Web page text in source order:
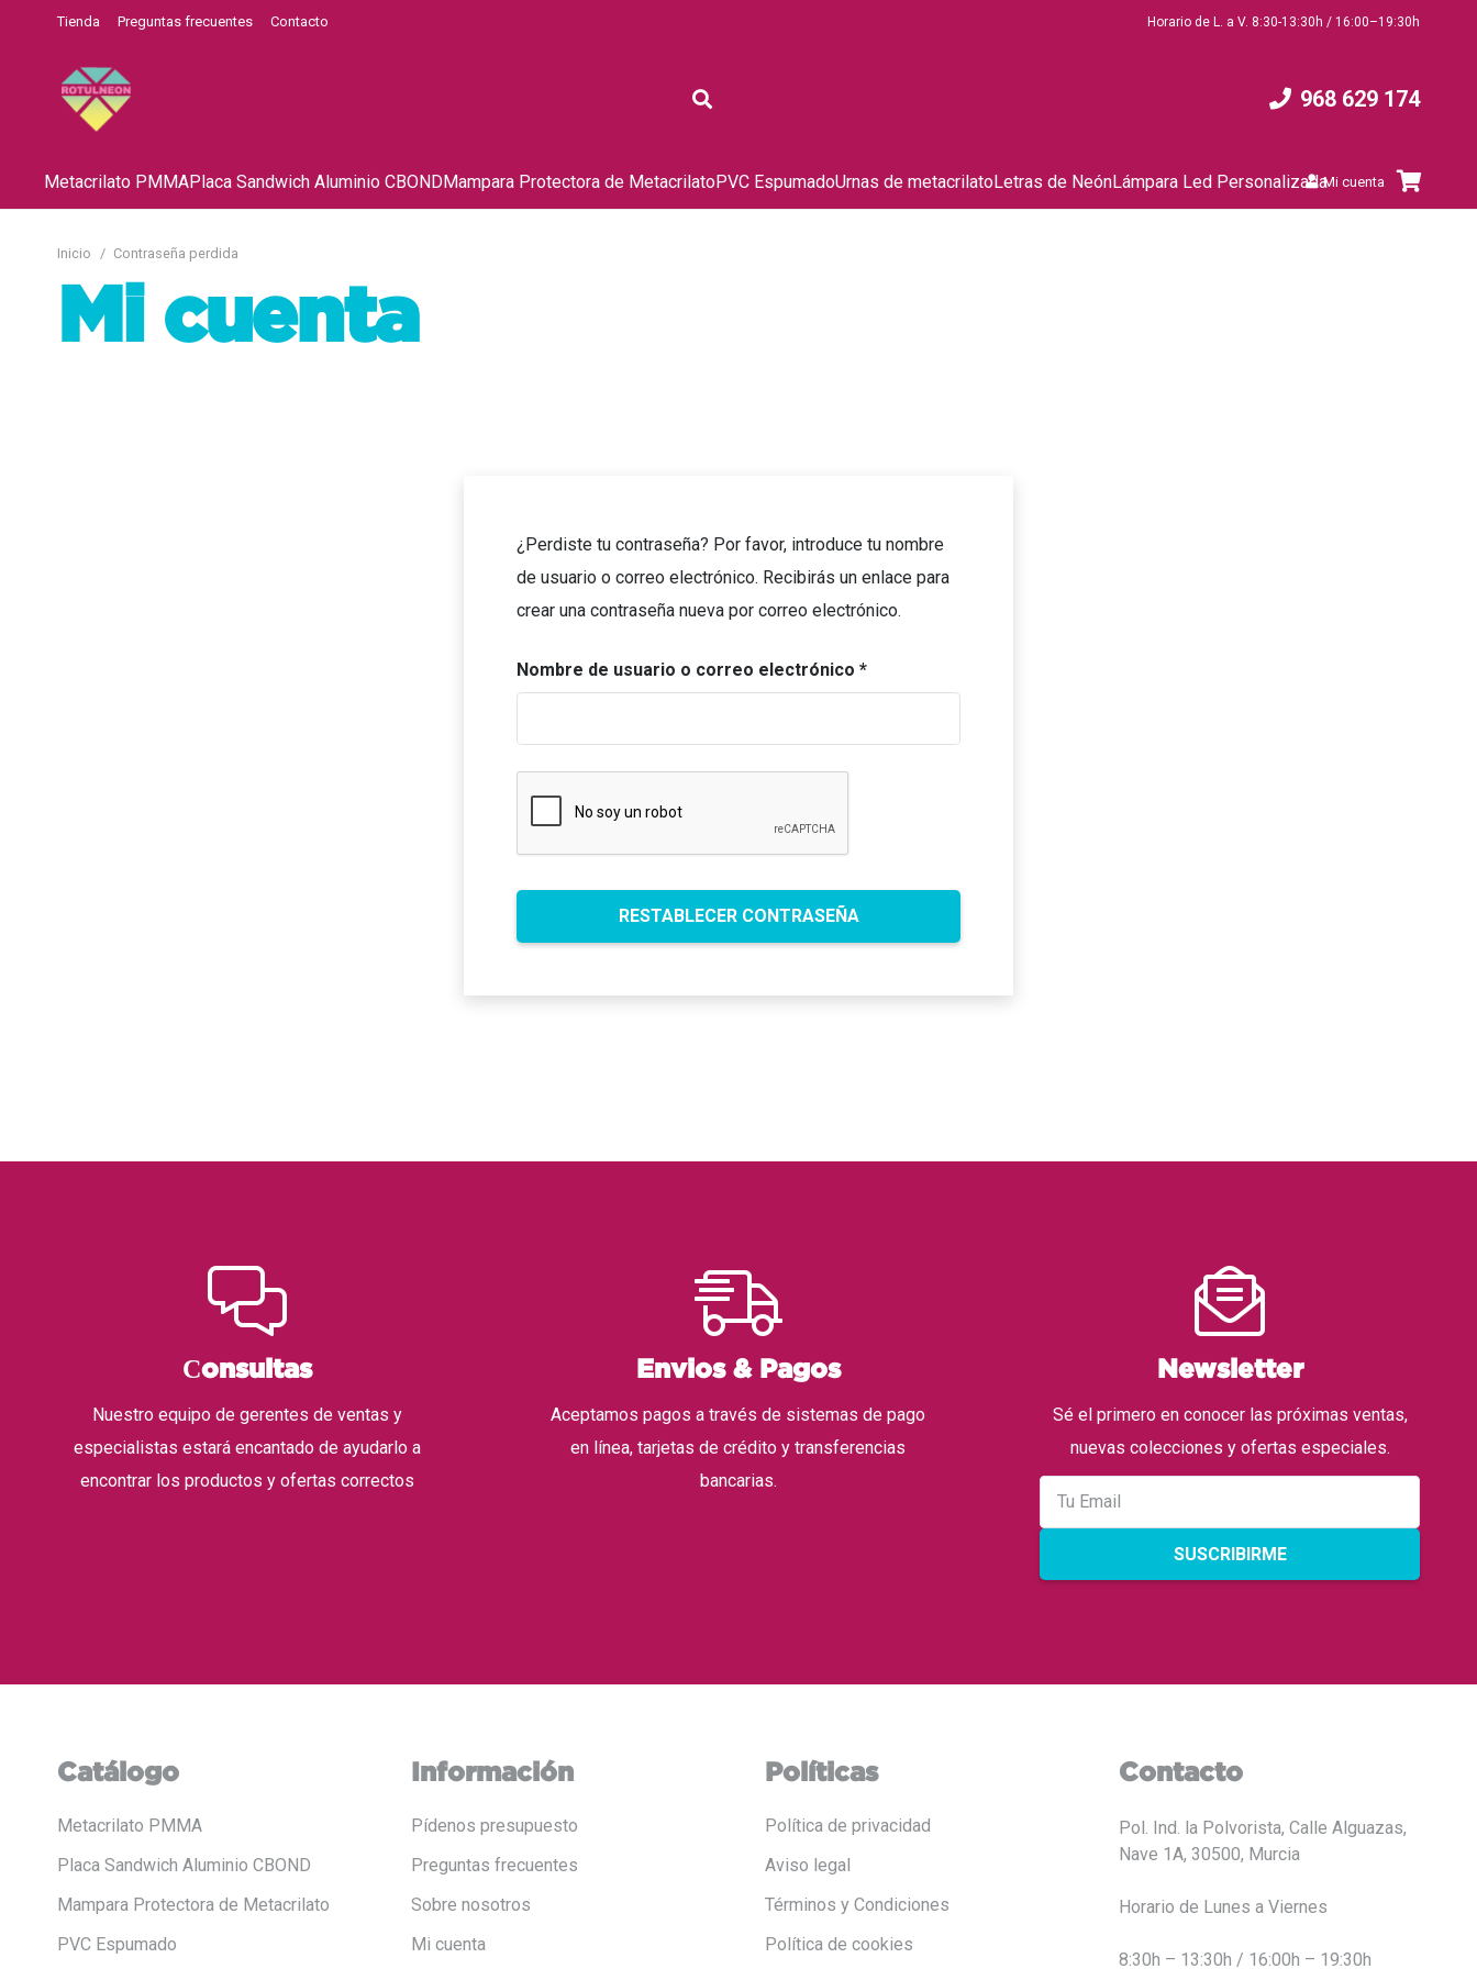
Tienda Preguntas frecuentes Contacto Horario de L. a V. 8:30-13:30h / 16:00–19:30h
968 629 174
Metacrilato PMMAPlaca Sandwich Aluminio CBONDMampara Protectora de MetacrilatoPVC EspumadoUrnas de metacrilatoLetras de NeónLámpara Led PersonalizadaMi cuenta
Inicio / Contraseña perdida
Mi cuenta
¿Perdiste tu contraseña? Por favor, introduce tu nombre
de usuario o correo electrónico. Recibirás un enlace para
crear una contraseña nueva por correo electrónico.
Nombre de usuario o correo electrónico *Obligatorio
RESTABLECER CONTRASEÑA
Сonsultas
Nuestro equipo de gerentes de ventas y
especialistas estará encantado de ayudarlo a
encontrar los productos y ofertas correctos
Envios & Pagos
Aceptamos pagos a través de sistemas de pago
en línea, tarjetas de crédito y transferencias
bancarias.
Newsletter
Sé el primero en conocer las próximas ventas,
nuevas colecciones y ofertas especiales.
SUSCRIBIRME
Catálogo
Metacrilato PMMA
Placa Sandwich Aluminio CBOND
Mampara Protectora de Metacrilato
PVC Espumado
Información
Pídenos presupuesto
Preguntas frecuentes
Sobre nosotros
Mi cuenta
Políticas
Política de privacidad
Aviso legal
Términos y Condiciones
Política de cookies
Contacto
Pol. Ind. la Polvorista, Calle Alguazas,
Nave 1A, 30500, Murcia
Horario de Lunes a Viernes
8:30h – 13:30h / 16:00h – 19:30h